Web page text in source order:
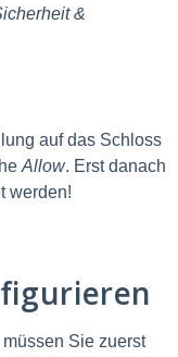
&
auf das Schloss
Allow. Erst danach
werden!
Sie zuerst